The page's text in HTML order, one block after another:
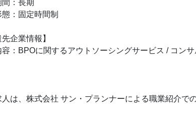
間：長期
：固定時間制
先企業情報】
容：BPOに関するアウトソーシングサービス / コン
は、株式会社 サン・プランナーによる職業紹介で